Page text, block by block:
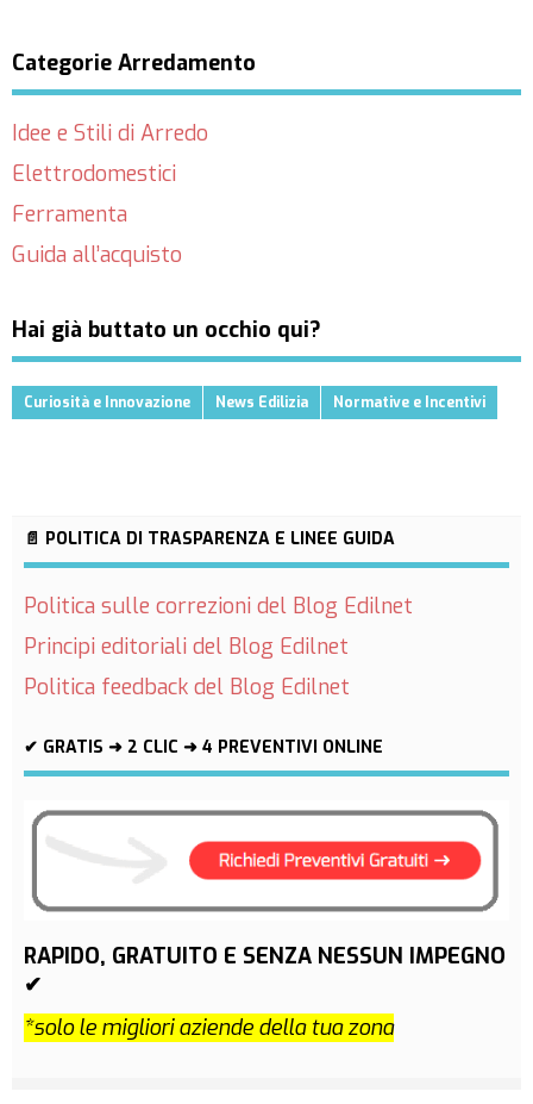
Categorie Arredamento
Idee e Stili di Arredo
Elettrodomestici
Ferramenta
Guida all’acquisto
Hai già buttato un occhio qui?
Curiosità e Innovazione News Edilizia Normative e Incentivi
📄 POLITICA DI TRASPARENZA E LINEE GUIDA
Politica sulle correzioni del Blog Edilnet
Principi editoriali del Blog Edilnet
Politica feedback del Blog Edilnet
✔ GRATIS ➜ 2 CLIC ➜ 4 PREVENTIVI ONLINE
RAPIDO, GRATUITO E SENZA NESSUN IMPEGNO
✔
*solo le migliori aziende della tua zona